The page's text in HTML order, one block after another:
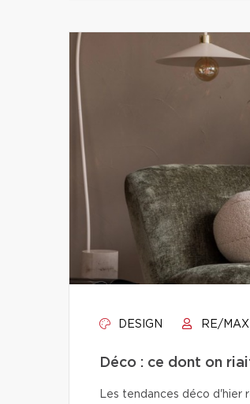
DESIGN RE/
Déco : ce dont on
Les tendances déco d'hier